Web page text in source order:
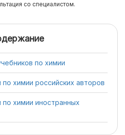
со специалистом.
по химии
химии российских авторов
химии иностранных